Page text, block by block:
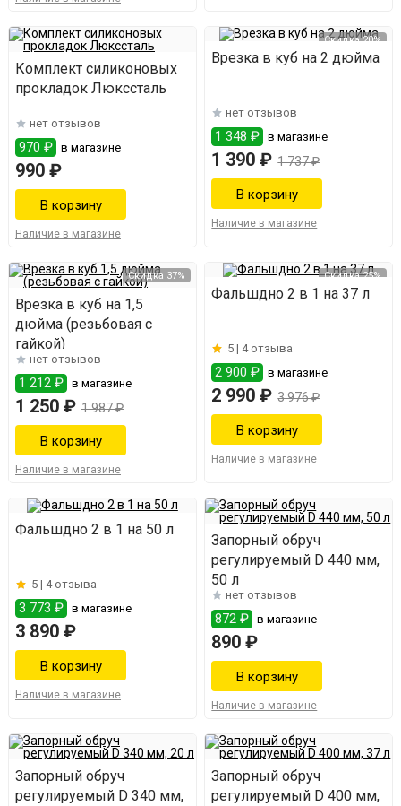
Комплект силиконовых
прокладок Люкссталь
нет отзывов
970 ₽ в магазине
990 ₽
Наличие в магазине
Скидка 20%
Врезка в куб на 2 дюйма
нет отзывов
1 348 ₽ в магазине
1 390 ₽ 1 737 ₽
Наличие в магазине
Скидка 37%
Врезка в куб на 1,5
дюйма (резьбовая с
гайкой)
нет отзывов
1 212 ₽ в магазине
1 250 ₽ 1 987 ₽
Наличие в магазине
Скидка 25%
Фальшдно 2 в 1 на 37 л
5 | 4 отзыва
2 900 ₽ в магазине
2 990 ₽ 3 976 ₽
Наличие в магазине
Фальшдно 2 в 1 на 50 л
5 | 4 отзыва
3 773 ₽ в магазине
3 890 ₽
Наличие в магазине
Запорный обруч
регулируемый D 440 мм,
50 л
нет отзывов
872 ₽ в магазине
890 ₽
Наличие в магазине
Запорный обруч
регулируемый D 340 мм,
Запорный обруч
регулируемый D 400 мм,